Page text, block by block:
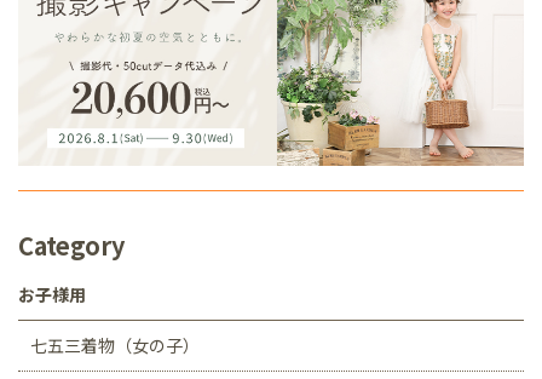
Category
お子様用
七五三着物（女の子）